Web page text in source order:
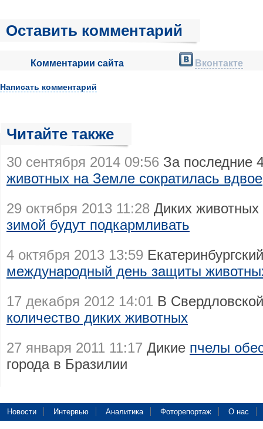
Оставить комментарий
Комментарии сайта Вконтакте
Написать комментарий
Читайте также
30 сентября 2014 09:56 За последние
животных на Земле сократилась вдвое
29 октября 2013 11:28 Диких
зимой будут подкармливать
4 октября 2013 13:59
международный день защиты
17 декабря 2012 14:01 В
количество диких животных
27 января 2011 11:17 Дикие пчелы
города в Бразилии
Новости Интервью Аналитика Фоторепортаж О нас